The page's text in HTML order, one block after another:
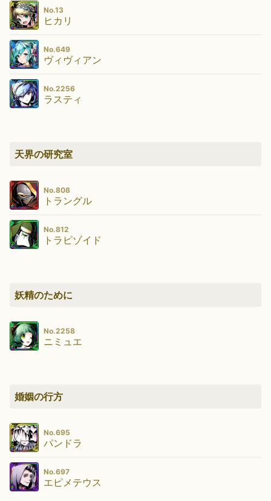
No.13
ヒカリ
No.649
ヴィヴィアン
No.2256
ラスティ
天界の研究室
No.808
トラングル
No.812
トラピゾイド
妖精のために
No.2258
ニミュエ
婚姻の行方
No.695
パンドラ
No.697
エピメテウス